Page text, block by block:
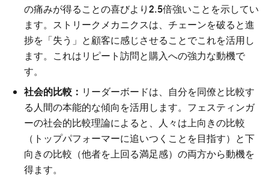
の痛みが得ることの喜びより2.5倍強いことを示してい
ます。ストリークメカニクスは、チェーンを破ると進
捗を「失う」と顧客に感じさせることでこれを活用し
ます。これはリピート訪問と購入への強力な動機で
す。
社会的比較： リーダーボードは、自分を同僚と比較す
る人間の本能的な傾向を活用します。フェスティンガ
ーの社会的比較理論によると、人々は上向きの比較
（トップパフォーマーに追いつくことを目指す）と下
向きの比較（他者を上回る満足感）の両方から動機を
得ます。